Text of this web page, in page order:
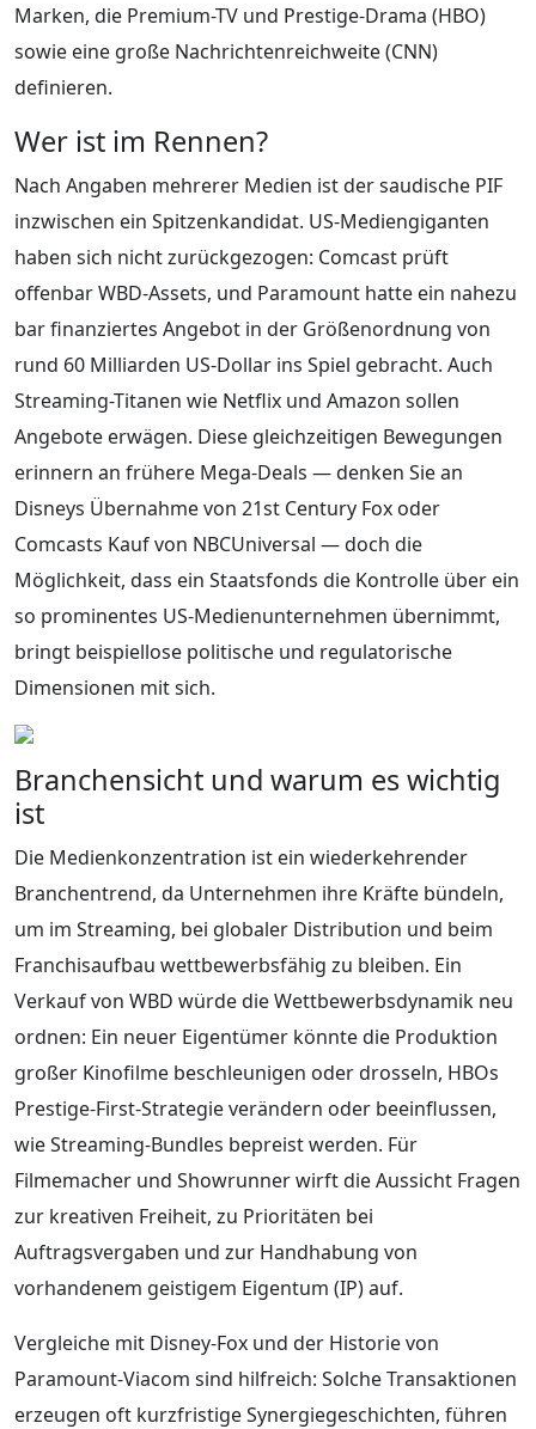
Marken, die Premium-TV und Prestige-Drama (HBO)
sowie eine große Nachrichtenreichweite (CNN)
definieren.
Wer ist im Rennen?
Nach Angaben mehrerer Medien ist der saudische PIF
inzwischen ein Spitzenkandidat. US-Mediengiganten
haben sich nicht zurückgezogen: Comcast prüft
offenbar WBD-Assets, und Paramount hatte ein nahezu
bar finanziertes Angebot in der Größenordnung von
rund 60 Milliarden US-Dollar ins Spiel gebracht. Auch
Streaming-Titanen wie Netflix und Amazon sollen
Angebote erwägen. Diese gleichzeitigen Bewegungen
erinnern an frühere Mega-Deals — denken Sie an
Disneys Übernahme von 21st Century Fox oder
Comcasts Kauf von NBCUniversal — doch die
Möglichkeit, dass ein Staatsfonds die Kontrolle über ein
so prominentes US-Medienunternehmen übernimmt,
bringt beispiellose politische und regulatorische
Dimensionen mit sich.
Branchensicht und warum es wichtig
ist
Die Medienkonzentration ist ein wiederkehrender
Branchentrend, da Unternehmen ihre Kräfte bündeln,
um im Streaming, bei globaler Distribution und beim
Franchisaufbau wettbewerbsfähig zu bleiben. Ein
Verkauf von WBD würde die Wettbewerbsdynamik neu
ordnen: Ein neuer Eigentümer könnte die Produktion
großer Kinofilme beschleunigen oder drosseln, HBOs
Prestige-First-Strategie verändern oder beeinflussen,
wie Streaming-Bundles bepreist werden. Für
Filmemacher und Showrunner wirft die Aussicht Fragen
zur kreativen Freiheit, zu Prioritäten bei
Auftragsvergaben und zur Handhabung von
vorhandenem geistigem Eigentum (IP) auf.
Vergleiche mit Disney-Fox und der Historie von
Paramount-Viacom sind hilfreich: Solche Transaktionen
erzeugen oft kurzfristige Synergiegeschichten, führen